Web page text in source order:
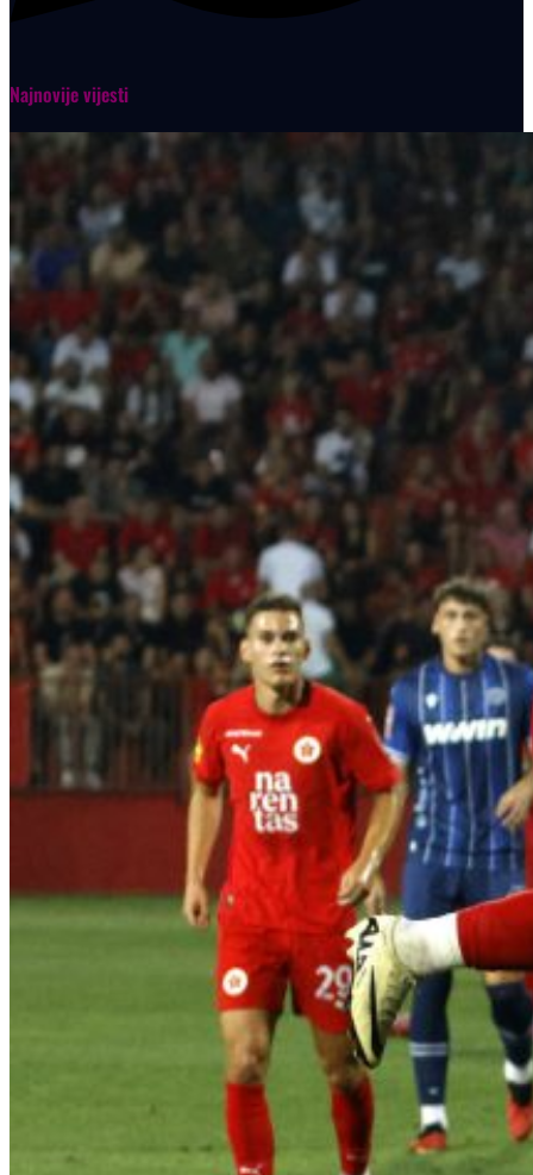
Najnovije vijesti